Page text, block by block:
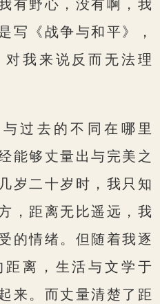
有野心，没有啊，我
写《战争与和平》，
我来说反而无法理
过去的不同在哪里
能够丈量出与完美之
岁二十岁时，我只知
，距离无比遥远，我
的情绪。但随着我逐
离，生活与文学于
来。而丈量清楚了距